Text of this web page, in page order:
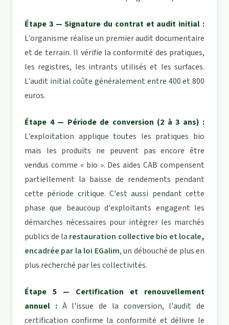
Étape 3 — Signature du contrat et audit initial :
L'organisme réalise un premier audit documentaire
et de terrain. Il vérifie la conformité des pratiques,
les registres, les intrants utilisés et les surfaces.
L'audit initial coûte généralement entre 400 et 800
euros.
Étape 4 — Période de conversion (2 à 3 ans) :
L'exploitation applique toutes les pratiques bio
mais les produits ne peuvent pas encore être
vendus comme « bio ». Des aides CAB compensent
partiellement la baisse de rendements pendant
cette période critique. C'est aussi pendant cette
phase que beaucoup d'exploitants engagent les
démarches nécessaires pour intégrer les marchés
publics de la restauration collective bio et locale,
encadrée par la loi EGalim, un débouché de plus en
plus recherché par les collectivités.
Étape 5 — Certification et renouvellement
annuel :À l'issue de la conversion, l'audit de
certification confirme la conformité et délivre le